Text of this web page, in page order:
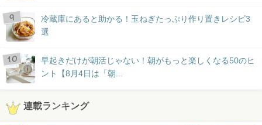
冷蔵庫にあると助かる！玉ねぎたっぷり作り置きレシピ3
選
早起きだけが朝活じゃない！朝がもっと楽しくなる50のヒ
ント【8月4日は「朝...
連載ランキング